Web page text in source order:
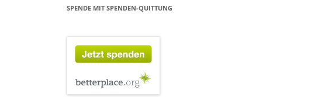
SPENDE MIT SPENDEN-QUITTUNG